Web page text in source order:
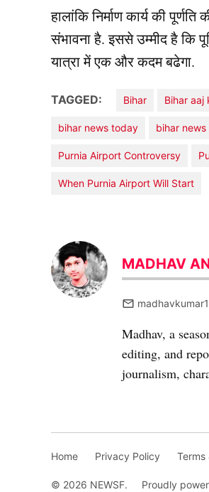
हालांकि निर्माण कार्य की
संभावना है. इससे उम्मीद है कि
यात्रा में एक और कदम बढेगा.
TAGGED: Bihar Bihar aaj
bihar news today bihar
Purnia Airport Controversy
When Purnia Airport Will Start
MADHAV
Madhav, a
editing, and
journalism,
Home Privacy Policy Terms
© 2026 NEWSF. Proudly